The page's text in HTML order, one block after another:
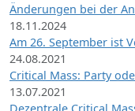
Änderungen bei der
18.11.2024
Am 26. September ist
24.08.2021
Critical Mass: Party
13.07.2021
Dezentrale Critical